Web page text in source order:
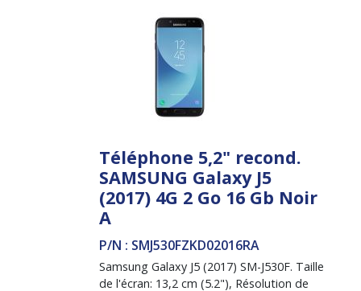
Téléphone 5,2" recond.
SAMSUNG Galaxy J5
(2017) 4G 2 Go 16 Gb Noir
A
P/N : SMJ530FZKD02016RA
Samsung Galaxy J5 (2017) SM-J530F. Taille
de l'écran: 13,2 cm (5.2"), Résolution de